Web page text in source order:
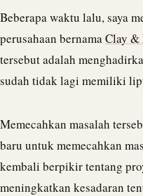
Beberapa waktu lalu, saya
perusahaan bernamaClay
tersebut adalah
sudah tidak lagi memiliki
Memecahkan masalah
baru untuk memecahkan
kembali berpikir tentang
meningkatkan kesadaran